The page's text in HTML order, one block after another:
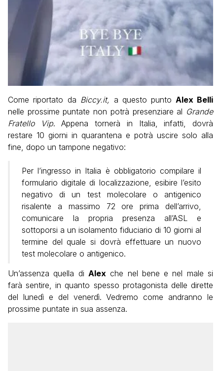
Come riportato da Biccy.it, a questo punto Alex Belli
nelle prossime puntate non potrà presenziare al Grande
Fratello Vip. Appena tornerà in Italia, infatti, dovrà
restare 10 giorni in quarantena e potrà uscire solo alla
fine, dopo un tampone negativo:
Per l’ingresso in Italia è obbligatorio compilare il
formulario digitale di localizzazione, esibire l’esito
negativo di un test molecolare o antigenico
risalente a massimo 72 ore prima dell’arrivo,
comunicare la propria presenza all’ASL e
sottoporsi a un isolamento fiduciario di 10 giorni al
termine del quale si dovrà effettuare un nuovo
test molecolare o antigenico.
Un’assenza quella di Alex che nel bene e nel male si
farà sentire, in quanto spesso protagonista delle dirette
del lunedì e del venerdì. Vedremo come andranno le
prossime puntate in sua assenza.